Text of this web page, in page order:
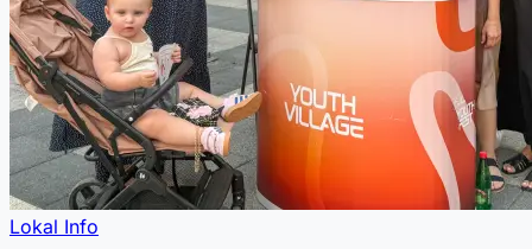
Lokal Info